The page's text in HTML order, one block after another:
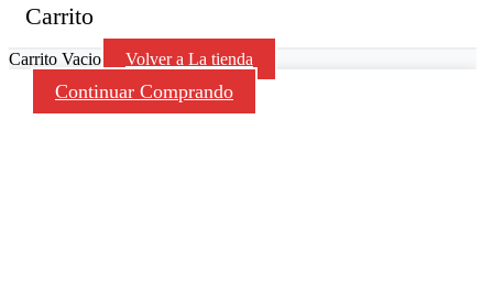
Carrito
Carrito Vacio Volver a La tienda
Continuar Comprando